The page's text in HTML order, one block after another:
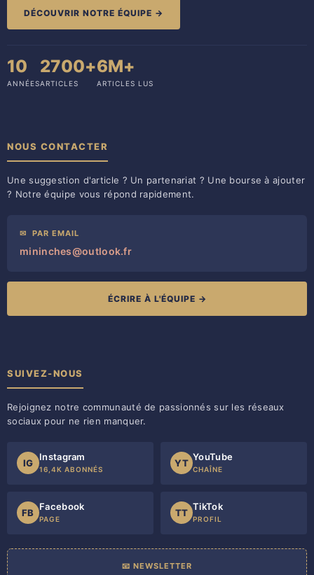
DÉCOUVRIR NOTRE ÉQUIPE →
10
ANNÉES
2700+
ARTICLES
6M+
ARTICLES LUS
NOUS CONTACTER
Une suggestion d'article ? Un partenariat ? Une bourse à ajouter
? Notre équipe vous répond rapidement.
✉ PAR EMAIL
mininches@outlook.fr
ÉCRIRE À L'ÉQUIPE →
SUIVEZ-NOUS
Rejoignez notre communauté de passionnés sur les réseaux
sociaux pour ne rien manquer.
IG
Instagram
16,4K ABONNÉS
YT
YouTube
CHAÎNE
FB
Facebook
PAGE
TT
TikTok
PROFIL
📧 NEWSLETTER